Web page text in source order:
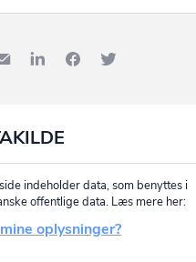
indeholder data, som benyttes i
offentlige data. Læs mere her:
oplysninger?